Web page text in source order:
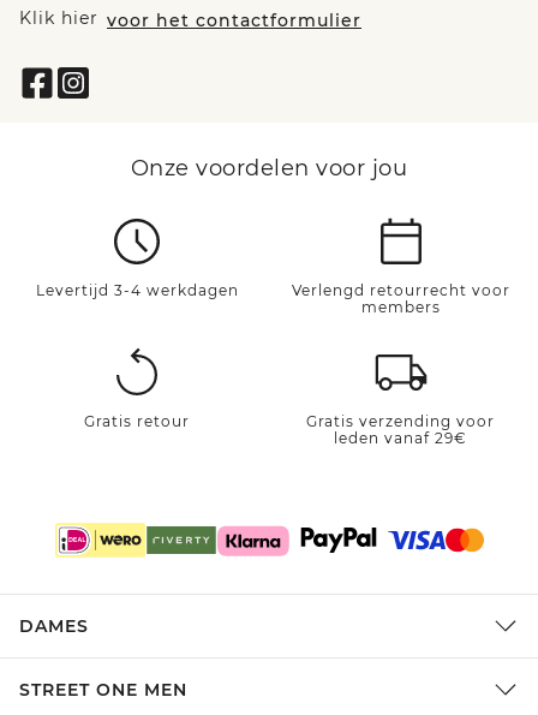
Klik hier voor het contactformulier
Onze voordelen voor jou
Levertijd 3-4 werkdagen
Verlengd retourrecht voor
members
Gratis retour
Gratis verzending voor
leden vanaf 29€
DAMES
STREET ONE MEN